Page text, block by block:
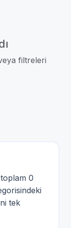
filtreleri
0
tek